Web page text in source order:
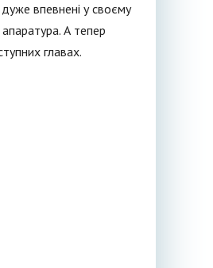
дуже впевнені у своєму
А тепер
главах.